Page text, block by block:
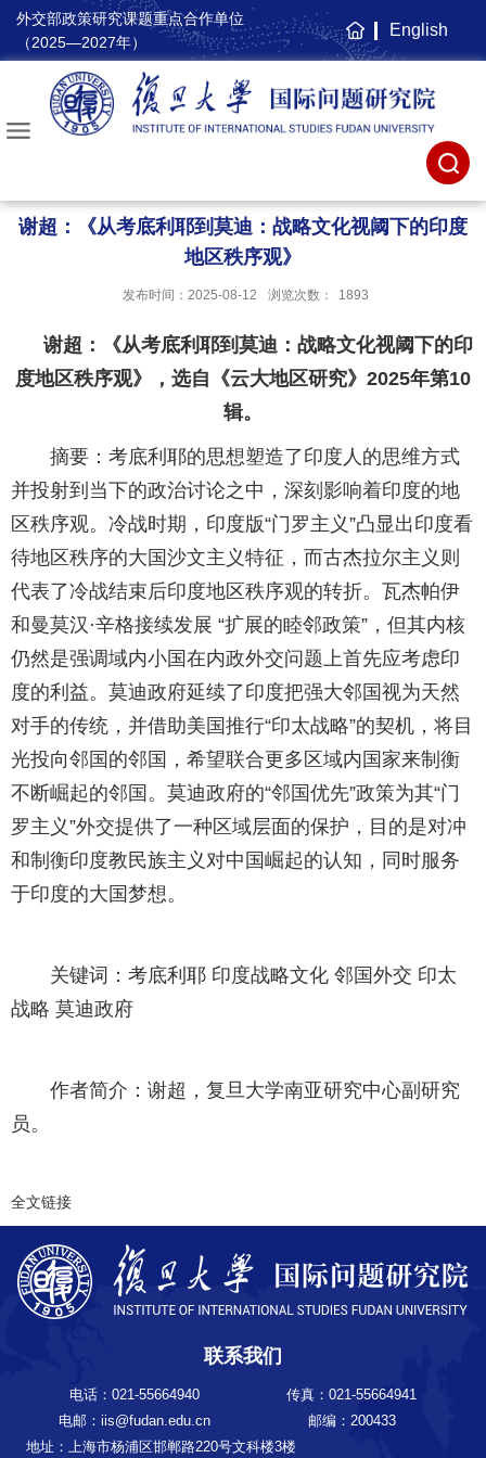
外交部政策研究课题重点合作单位
（2025—2027年）
主
页
English
谢超：《从考底利耶到莫迪：战略文化视阈下的印度
地区秩序观》
发布时间：2025-08-12 浏览次数： 1893
谢超：《从考底利耶到莫迪：战略文化视阈下的印
度地区秩序观》， 选自《云大地区研究》2025年第10
辑。
摘要： 考底利耶的思想塑造了印度人的思维方式
并投射到当下的政治讨论之中，深刻影响着印度的地
区秩序观。冷战时期，印度版“门罗主义”凸显出印度看
待地区秩序的大国沙文主义特征，而古杰拉尔主义则
代表了冷战结束后印度地区秩序观的转折。瓦杰帕伊
和曼莫汉·辛格接续发展 “扩展的睦邻政策”，但其内核
仍然是强调域内小国在内政外交问题上首先应考虑印
度的利益。莫迪政府延续了印度把强大邻国视为天然
对手的传统，并借助美国推行“印太战略”的契机，将目
光投向邻国的邻国，希望联合更多区域内国家来制衡
不断崛起的邻国。莫迪政府的“邻国优先”政策为其“门
罗主义”外交提供了一种区域层面的保护，目的是对冲
和制衡印度教民族主义对中国崛起的认知，同时服务
于印度的大国梦想。
关键词： 考底利耶 印度战略文化 邻国外交 印太
战略 莫迪政府
作者简介： 谢超，复旦大学南亚研究中心副研究
员。
全文链接
联系我们
电话：021-55664940
传真：021-55664941
电邮：iis@fudan.edu.cn
邮编：200433
地址：上海市杨浦区邯郸路220号文科楼3楼